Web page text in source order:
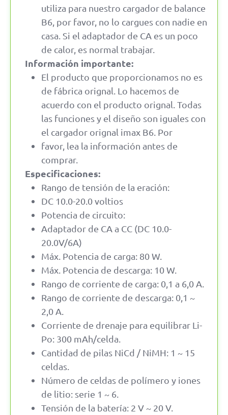
utiliza para nuestro cargador de balance
B6, por favor, no lo cargues con nadie en
casa. Si el adaptador de CA es un poco
de calor, es normal trabajar.
Información importante:
El producto que proporcionamos no es
de fábrica orignal. Lo hacemos de
acuerdo con el producto orignal. Todas
las funciones y el diseño son iguales con
el cargador orignal imax B6. Por
favor, lea la información antes de
comprar.
Especificaciones:
Rango de tensión de la eración:
DC 10.0-20.0 voltios
Potencia de circuito:
Adaptador de CA a CC (DC 10.0-
20.0V/6A)
Máx. Potencia de carga: 80 W.
Máx. Potencia de descarga: 10 W.
Rango de corriente de carga: 0,1 a 6,0 A.
Rango de corriente de descarga: 0,1 ~
2,0 A.
Corriente de drenaje para equilibrar Li-
Po: 300 mAh/celda.
Cantidad de pilas NiCd / NiMH: 1 ~ 15
celdas.
Número de celdas de polímero y iones
de litio: serie 1 ~ 6.
Tensión de la batería: 2 V ~ 20 V.